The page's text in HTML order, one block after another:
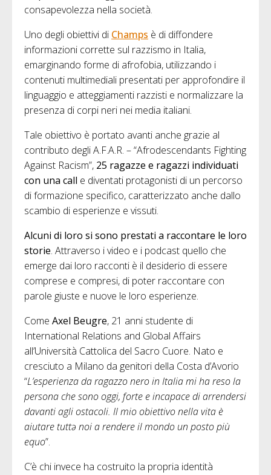
consapevolezza nella società.
Uno degli obiettivi di Champs è di diffondere
informazioni corrette sul razzismo in Italia,
emarginando forme di afrofobia, utilizzando i
contenuti multimediali presentati per approfondire il
linguaggio e atteggiamenti razzisti e normalizzare la
presenza di corpi neri nei media italiani.
Tale obiettivo è portato avanti anche grazie al
contributo degli A.F.A.R. – “Afrodescendants Fighting
Against Racism”, 25 ragazze e ragazzi individuati
con una call e diventati protagonisti di un percorso
di formazione specifico, caratterizzato anche dallo
scambio di esperienze e vissuti.
Alcuni di loro si sono prestati a raccontare le loro
storie. Attraverso i video e i podcast quello che
emerge dai loro racconti è il desiderio di essere
comprese e compresi, di poter raccontare con
parole giuste e nuove le loro esperienze.
Come Axel Beugre, 21 anni studente di
International Relations and Global Affairs
all’Università Cattolica del Sacro Cuore. Nato e
cresciuto a Milano da genitori della Costa d’Avorio
“L’esperienza da ragazzo nero in Italia mi ha reso la
persona che sono oggi, forte e incapace di arrendersi
davanti agli ostacoli. Il mio obiettivo nella vita è
aiutare tuttə noi a rendere il mondo un posto più
equo”.
C’è chi invece ha costruito la propria identità